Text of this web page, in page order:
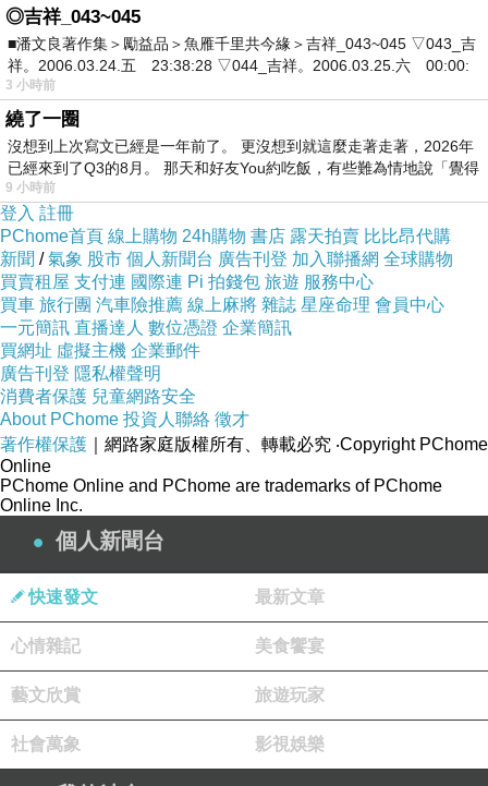
金田一和磯川警部是否能在事情不可收拾之前，找出
隱身幕後的黑手？
橫溝正史 Yokomizo Seishi（1902-1981）
日本推理文壇泰斗
1902年出生於神戶市，小學時期即受歐美的翻案推理
小說影響。1921年發表處女作〈可怕的愚人節〉。1925年
與江戶川亂步初次見面，隔年遷居東京，加入《新青年》
編輯部，之後陸續擔任過三本推理小說雜誌的主編。1932
年辭去編輯工作專心創作。1946年春末，《本陣殺人事
件》與《蝴蝶殺人事件》這兩部純粹解謎推理小說在雜誌
上連載，大大影響了當時日本本土推理小說的創作水準與
風格，開創本格推理小說的書寫潮流。1948年以《本陣殺
《蝴蝶殺人事件》、《本陣殺人事件》、《獄門島》、
影、電視劇者不計其數，名偵探金田一耕助的形象深植人
心。1981年12月因結腸癌病逝。《惡靈島》為其生前最後
一作，作品極富濃郁的耽美主義色彩。
◎吉祥_043~045
■潘文良著作集＞勵益品＞魚雁千里共今緣＞吉祥_043~045 ▽043_吉
祥。2006.03.24.五 23:38:28 ▽044_吉祥。2006.03.25.六 00:00:
3 小時前
繞了一圈
沒想到上次寫文已經是一年前了。 更沒想到就這麼走著走著，2026年
已經來到了Q3的8月。 那天和好友You約吃飯，有些難為情地說「覺得
9 小時前
登入 註冊
PChome首頁 線上購物 24h購物 書店 露天拍賣 比比昂代購
新聞 /氣象 股市 個人新聞台 廣告刊登 加入聯播網 全球購物
買賣租屋 支付連 國際連 Pi 拍錢包 旅遊 服務中心
買車 旅行團 汽車險推薦 線上麻將 雜誌 星座命理 會員中心
一元簡訊 直播達人 數位憑證 企業簡訊
買網址 虛擬主機 企業郵件
廣告刊登 隱私權聲明
消費者保護 兒童網路安全
About PChome 投資人聯絡 徵才
著作權保護 ｜網路家庭版權所有、轉載必究 ‧Copyright PChome
Online
PChome Online and PChome are trademarks of PChome
Online Inc.
個人新聞台
快速發文 最新文章
心情雜記 美食饗宴
藝文欣賞 旅遊玩家
社會萬象 影視娛樂